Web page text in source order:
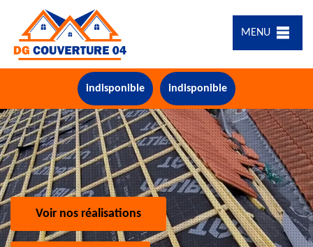
MENU
indisponible indisponible
Voir nos réalisations